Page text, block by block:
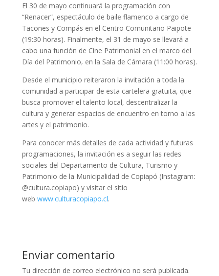
El 30 de mayo continuará la programación con
“Renacer”, espectáculo de baile flamenco a cargo de
Tacones y Compás en el Centro Comunitario Paipote
(19:30 horas). Finalmente, el 31 de mayo se llevará a
cabo una función de Cine Patrimonial en el marco del
Día del Patrimonio, en la Sala de Cámara (11:00 horas).
Desde el municipio reiteraron la invitación a toda la
comunidad a participar de esta cartelera gratuita, que
busca promover el talento local, descentralizar la
cultura y generar espacios de encuentro en torno a las
artes y el patrimonio.
Para conocer más detalles de cada actividad y futuras
programaciones, la invitación es a seguir las redes
sociales del Departamento de Cultura, Turismo y
Patrimonio de la Municipalidad de Copiapó (Instagram:
@cultura.copiapo) y visitar el sitio
web www.culturacopiapo.cl.
Enviar comentario
Tu dirección de correo electrónico no será publicada.